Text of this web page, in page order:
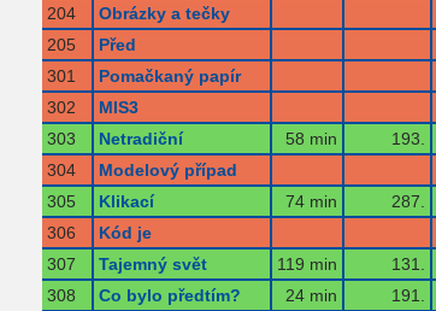
204
Obrázky a tečky
205
Před
301
Pomačkaný papír
302
MIS3
303
Netradiční 58 min 193.
304
Modelový případ
305
Klikací 74 min 287.
306
Kód je
307
Tajemný svět 119 min 131.
308
Co bylo předtím? 24 min 191.